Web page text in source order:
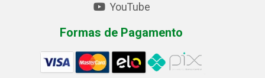
YouTube
Formas de Pagamento